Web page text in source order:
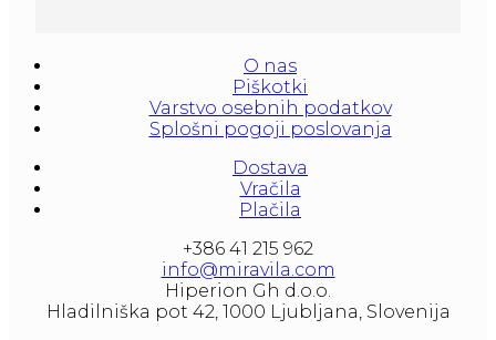
At our partners Miravila showroom you can
O nas
Piškotki
Varstvo osebnih podatkov
Splošni pogoji poslovanja
Dostava
Vračila
Plačila
+386 41 215 962
info@miravila.com
Hiperion Gh d.o.o.
Hladilniška pot 42, 1000 Ljubljana, Slovenija